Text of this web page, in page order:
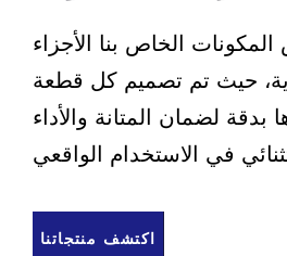
الخاص بنا الأجزاء
حيث تم تصميم كل قطعة
بدقة لضمان المتانة والأداء
اكتشف منتجاتنا